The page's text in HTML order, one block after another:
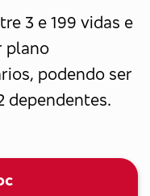
3 e 199 vidas e
plano
podendo ser
dependentes.